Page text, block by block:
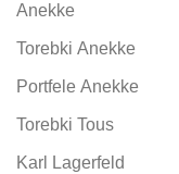
Anekke
Torebki Anekke
Portfele Anekke
Torebki Tous
Karl Lagerfeld